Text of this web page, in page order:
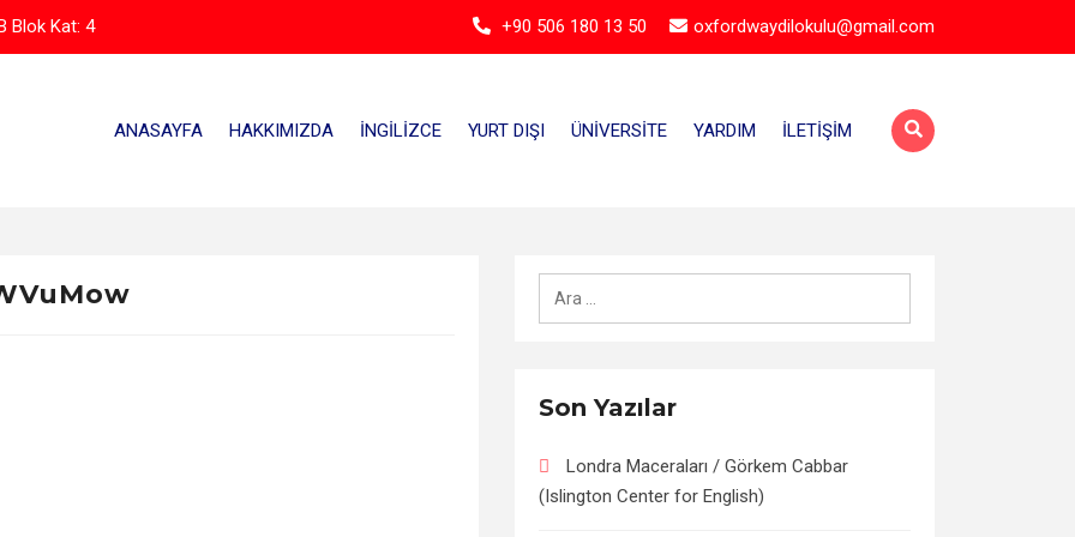
Blok Kat: 4 +90 506 180 13 50 oxfordwaydilokulu@gmail.com
ANASAYFA HAKKIMIZDA İNGILIZCE YURT DIŞI ÜNIVERSITE YARDIM İLETIŞIM
Arama:
Son Yazılar
Londra Maceraları / Görkem Cabbar
(Islington Center for English)